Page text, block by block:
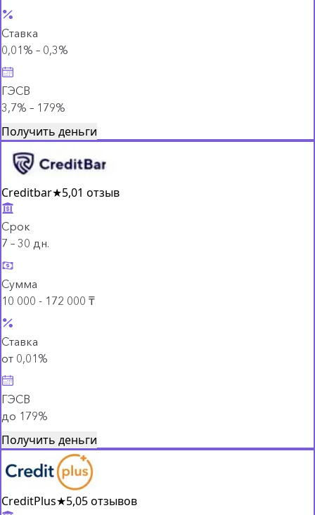
Ставка
0,01% – 0,3%
ГЭСВ
3,7% – 179%
Получить деньги
Creditbar★5,01 отзыв
Срок
7 – 30 дн.
Сумма
10 000 - 172 000 ₸
Ставка
от 0,01%
ГЭСВ
до 179%
Получить деньги
CreditPlus★5,05 отзывов